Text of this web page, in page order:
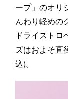
ープ」のオリ
んわり軽めの
ドライストロ
ズはおよそ直
込)。